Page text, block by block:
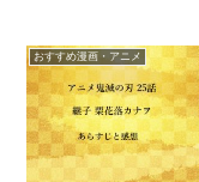
おすすめ漫画・アニメ